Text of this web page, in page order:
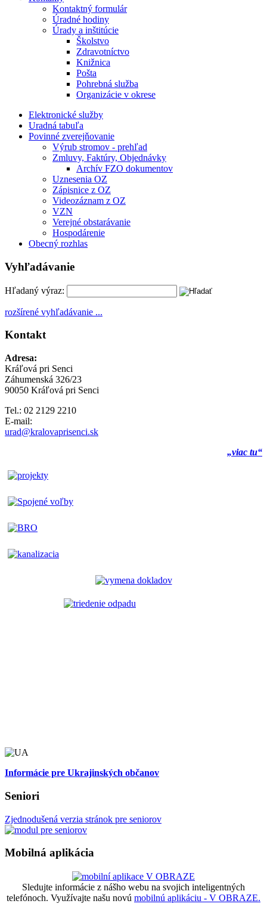
Kontaktný formulár
Úradné hodiny
Úrady a inštitúcie
Školstvo
Zdravotníctvo
Knižnica
Pošta
Pohrebná služba
Organizácie v okrese
Elektronické služby
Uradná tabuľa
Povinné zverejňovanie
Výrub stromov - prehľad
Zmluvy, Faktúry, Objednávky
Archív FZO dokumentov
Uznesenia OZ
Zápisnice z OZ
Videozáznam z OZ
VZN
Verejné obstarávanie
Hospodárenie
Obecný rozhlas
Vyhľadávanie
Hľadaný výraz:
rozšírené vyhľadávanie ...
Kontakt
Adresa:
Kráľová pri Senci
Záhumenská 326/23
90050 Kráľová pri Senci
Tel.: 02 2129 2210
E-mail:
urad@kralovaprisenci.sk
„viac tu“
Informácie pre Ukrajinských občanov
Seniori
Zjednodušená verzia stránok pre seniorov
Mobilná aplikácia
Sledujte informácie z nášho webu na svojich inteligentných
telefónoch. Využívajte našu novú mobilnú aplikáciu - V OBRAZE.